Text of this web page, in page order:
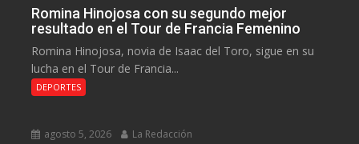
Romina Hinojosa con su segundo mejor
resultado en el Tour de Francia Femenino
Romina Hinojosa, novia de Isaac del Toro, sigue en su
lucha en el Tour de Francia...
DEPORTES
agosto 5, 2026 La Redacción